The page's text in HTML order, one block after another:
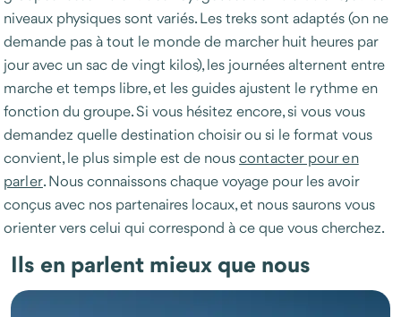
niveaux physiques sont variés. Les treks sont adaptés (on ne
demande pas à tout le monde de marcher huit heures par
jour avec un sac de vingt kilos), les journées alternent entre
marche et temps libre, et les guides ajustent le rythme en
fonction du groupe. Si vous hésitez encore, si vous vous
demandez quelle destination choisir ou si le format vous
convient, le plus simple est de nouscontacter pour en
parler. Nous connaissons chaque voyage pour les avoir
conçus avec nos partenaires locaux, et nous saurons vous
orienter vers celui qui correspond à ce que vous cherchez.
Ils en parlent mieux que nous